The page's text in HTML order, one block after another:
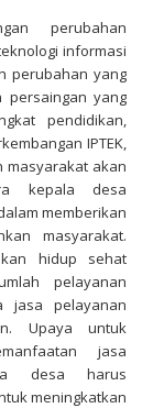
perubahan
informasi
perubahan yang
persaingan yang
pendidikan,
IPTEK,
masyarakat akan
kepala desa
memberikan
masyarakat.
hidup sehat
pelayanan
jasa pelayanan
Upaya untuk
jasa
desa harus
meningkatkan